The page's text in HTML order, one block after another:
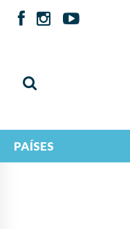
PAÍSES